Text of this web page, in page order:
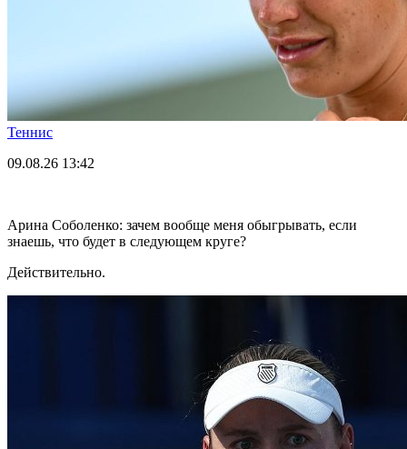
Теннис
09.08.26 13:42
Арина Соболенко: зачем вообще меня обыгрывать, если
знаешь, что будет в следующем круге?
Действительно.